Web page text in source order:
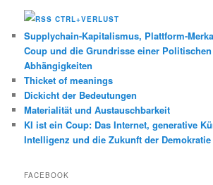
CTRL+VERLUST
Supplychain-Kapitalismus, Plattform-
Coup und die Grundrisse einer
Abhängigkeiten
Thicket of meanings
Dickicht der Bedeutungen
Materialität und Austauschbarkeit
KI ist ein Coup: Das Internet, generative
Intelligenz und die Zukunft der Demokratie
FACEBOOK